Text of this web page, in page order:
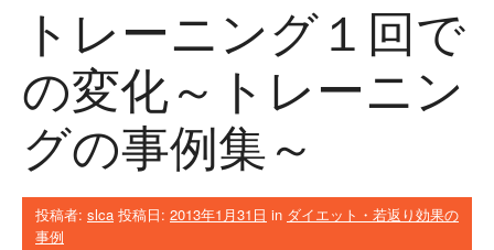
トレーニング１回で
の変化～トレーニン
グの事例集～
投稿者: slca 投稿日: 2013年1月31日 in ダイエット・若返り効果の
事例